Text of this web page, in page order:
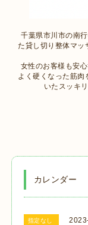
千葉県市川市の南
た貸し切り整体マッ
女性のお客様も安
よく硬くなった筋肉
いたスッキ
カレンダー
指定なし